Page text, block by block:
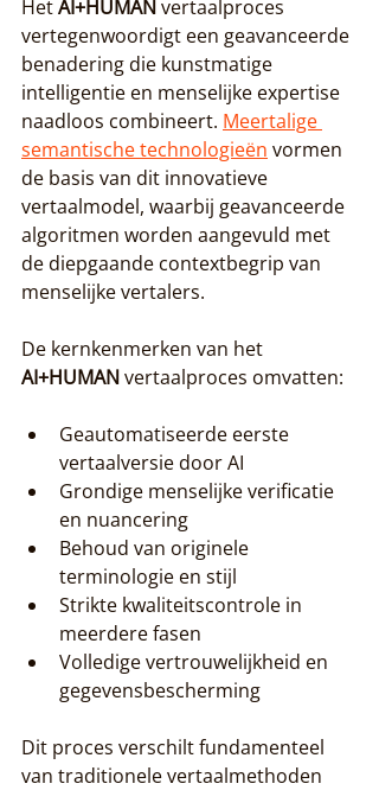
Het AI+HUMAN vertaalproces
vertegenwoordigt een geavanceerde
benadering die kunstmatige
intelligentie en menselijke expertise
naadloos combineert. Meertalige
semantische technologieën vormen
de basis van dit innovatieve
vertaalmodel, waarbij geavanceerde
algoritmen worden aangevuld met
de diepgaande contextbegrip van
menselijke vertalers.
De kernkenmerken van het
AI+HUMAN vertaalproces omvatten:
Geautomatiseerde eerste
vertaalversie door AI
Grondige menselijke verificatie
en nuancering
Behoud van originele
terminologie en stijl
Strikte kwaliteitscontrole in
meerdere fasen
Volledige vertrouwelijkheid en
gegevensbescherming
Dit proces verschilt fundamenteel
van traditionele vertaalmethoden